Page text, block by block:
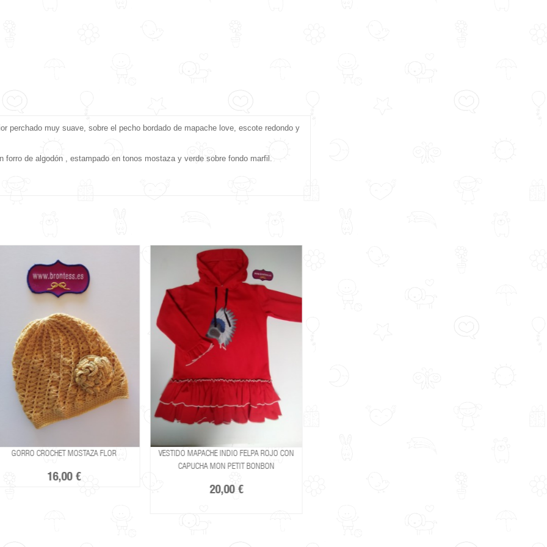
perchado muy suave, sobre el pecho bordado de mapache love, escote redondo y
de algodón , estampado en tonos mostaza y verde sobre fondo marfil.
GORRO CROCHET MOSTAZA FLOR
16,00 €
VESTIDO MAPACHE INDIO FELPA ROJO CON
CAPUCHA MON PETIT BONBON
20,00 €